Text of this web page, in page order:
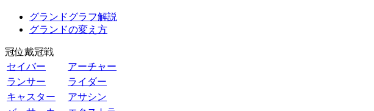
グランドグラフ解説
グランドの変え方
冠位戴冠戦
セイバー
アーチャー
ランサー
ライダー
キャスター
アサシン